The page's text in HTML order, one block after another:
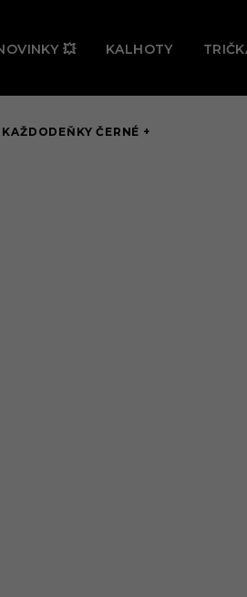
💥 KALHOTY
ČERNÉ +